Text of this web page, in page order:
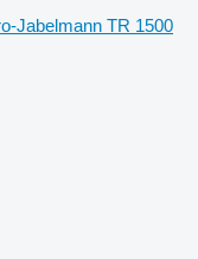
Jabelmann TR 1500